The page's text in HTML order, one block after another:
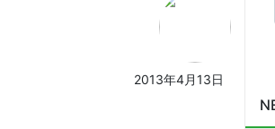
2013年4月13日